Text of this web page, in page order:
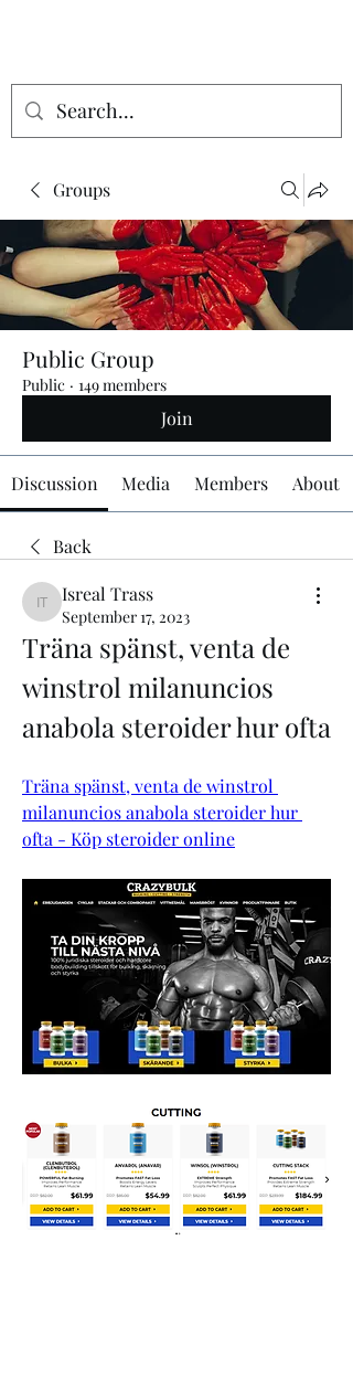
Groups
Public Group
Public · 149 members
Join
Discussion Media Members About
Back
Isreal Trass
Isreal Trass
September 17, 2023
Träna spänst, venta de
winstrol milanuncios
anabola steroider hur ofta
Träna spänst, venta de winstrol
milanuncios anabola steroider hur
ofta - Köp steroider online